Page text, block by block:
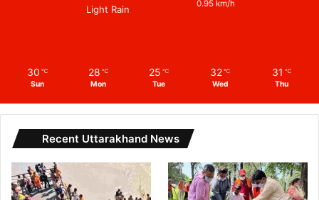
Light Rain
0.95 km/h
30 ℃
Sun
28 ℃
Mon
25 ℃
Tue
32 ℃
Wed
31 ℃
Thu
Recent Uttarakhand News